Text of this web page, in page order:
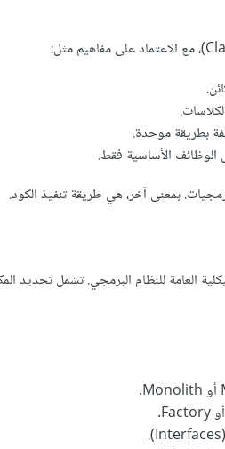
العامة للنظام البرمجي. تشمل تحديد